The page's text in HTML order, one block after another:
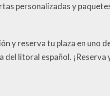
personalizadas y
y reserva tu plaza en uno
litoral español.